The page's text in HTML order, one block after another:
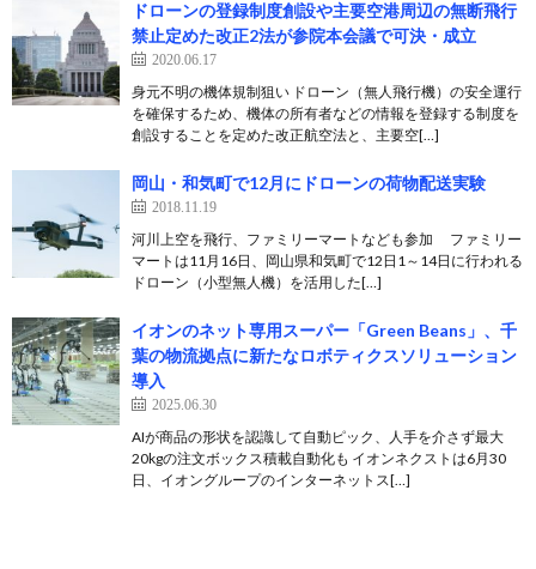
ドローンの登録制度創設や主要空港周辺の無断飛行
禁止定めた改正2法が参院本会議で可決・成立
2020.06.17
身元不明の機体規制狙い ドローン（無人飛行機）の安全運行
を確保するため、機体の所有者などの情報を登録する制度を
創設することを定めた改正航空法と、主要空[…]
岡山・和気町で12月にドローンの荷物配送実験
2018.11.19
河川上空を飛行、ファミリーマートなども参加 ファミリー
マートは11月16日、岡山県和気町で12日1～14日に行われる
ドローン（小型無人機）を活用した[…]
イオンのネット専用スーパー「Green Beans」、千
葉の物流拠点に新たなロボティクスソリューション
導入
2025.06.30
AIが商品の形状を認識して自動ピック、人手を介さず最大
20kgの注文ボックス積載自動化も イオンネクストは6月30
日、イオングループのインターネットス[…]